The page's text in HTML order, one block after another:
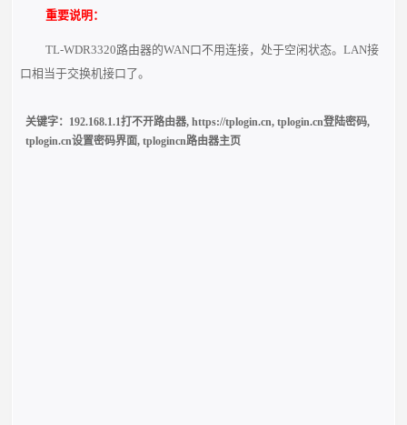
重要说明：
TL-WDR3320路由器的WAN口不用连接，处于空闲状态。LAN接
口相当于交换机接口了。
关键字： 192.168.1.1打不开路由器,https://tplogin.cn,tplogin.cn登陆密码,
tplogin.cn设置密码界面,tplogincn路由器主页